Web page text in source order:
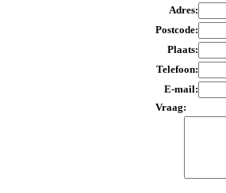
Adres:
Postcode:
Plaats:
Telefoon:
E-mail:
Vraag: